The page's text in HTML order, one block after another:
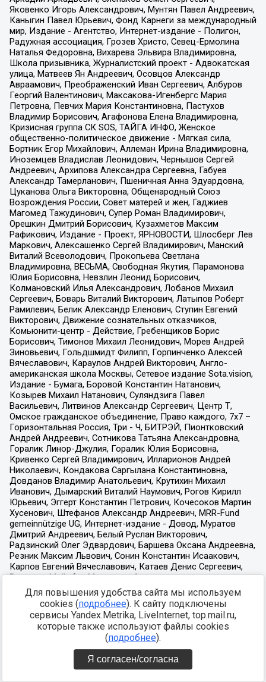
Для повышения удобства сайта мы используем
cookies (подробнее). К сайту подключены
сервисы Yandex.Metrika, LiveInternet, top.mail.ru,
которые также используют файлы cookies
(подробнее).
Я согласен/согласна